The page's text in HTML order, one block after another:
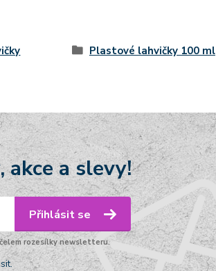
Plastové lahvičky 100 ml
akce a slevy!
Přihlásit se
rozesílky newsletteru.